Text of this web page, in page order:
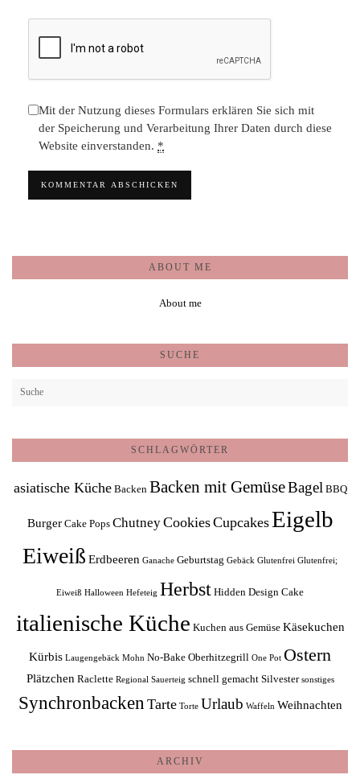
Mit der Nutzung dieses Formulars erklären Sie sich mit
der Speicherung und Verarbeitung Ihrer Daten durch diese
Website einverstanden. *
ABOUT ME
About me
SUCHE
SCHLAGWÖRTER
asiatische Küche Backen Backen mit GemüseBagel BBQ
Burger Cake Pops ChutneyCookiesCupcakesEigelb
Eiweiß Erdbeeren Ganache Geburtstag Gebäck Glutenfrei Glutenfrei;
Eiweiß Halloween Hefeteig Herbst Hidden Design Cake
italienische Küche Kuchen aus Gemüse Käsekuchen
Kürbis Laugengebäck Mohn No-Bake Oberhitzegrill One Pot Ostern
Plätzchen Raclette Regional Sauerteig schnell gemacht Silvester sonstiges
Synchronbacken Tarte Torte Urlaub Waffeln Weihnachten
ARCHIV